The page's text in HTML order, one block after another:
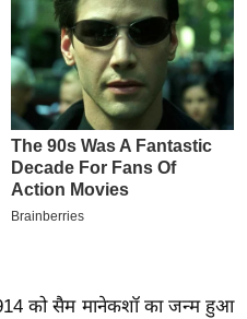
को सैम मानेकशॉ का जन्म हुआ